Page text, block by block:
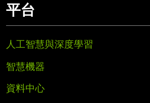
平台
人工智慧與深度學習
智慧機器
資料中心